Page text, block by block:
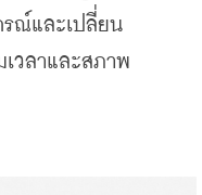
ณ์และเปลี่ยน
เวลาและสภาพ